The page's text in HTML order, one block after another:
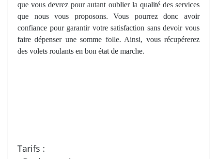
que vous devrez pour autant oublier la qualité des services
que nous vous proposons. Vous pourrez donc avoir
confiance pour garantir votre satisfaction sans devoir vous
faire dépenser une somme folle. Ainsi, vous récupérerez
des volets roulants en bon état de marche.
Tarifs :